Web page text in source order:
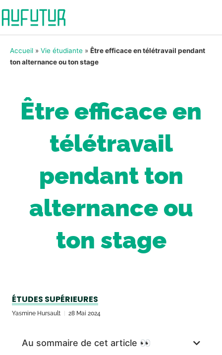
Accueil » Vie étudiante » Être efficace en télétravail pendant
ton alternance ou ton stage
Être efficace en
télétravail
pendant ton
alternance ou
ton stage
ÉTUDES SUPÉRIEURES
Yasmine Hursault 28 Mai 2024
Au sommaire de cet article 👀